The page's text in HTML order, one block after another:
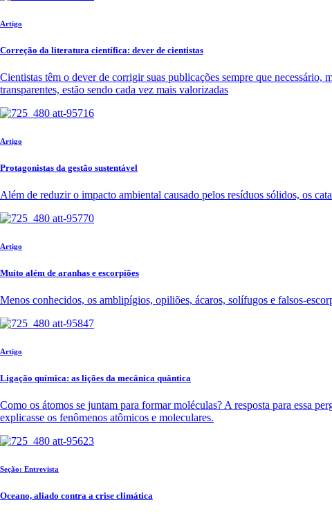
Artigo
Correção da literatura científica: dever de cientistas
Cientistas têm o dever de corrigir suas publicações sempre que necessário,
transparentes, estão sendo cada vez mais valorizadas
Artigo
Protagonistas da gestão sustentável
Além de reduzir o impacto ambiental causado pelos resíduos sólidos, os
Artigo
Muito além de aranhas e escorpiões
Menos conhecidos, os amblipígios, opiliões, ácaros, solífugos e falsos-
Artigo
Ligação química: as lições da mecânica quântica
Como os átomos se juntam para formar moléculas? A resposta para essa
explicasse os fenômenos atômicos e moleculares.
Seção: Entrevista
Oceano, aliado contra a crise climática